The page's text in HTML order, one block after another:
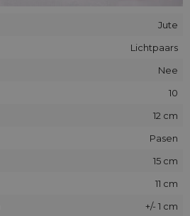
Jute
Lichtpaars
Nee
10
12 cm
Pasen
15 cm
11 cm
+/- 1 cm